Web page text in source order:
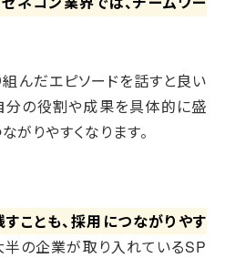
んだエピソードを話すと良い
分の役割や成果を具体的に盛
がりやすくなります。
ことも、採用につながりやす
半の企業が取り入れているSP